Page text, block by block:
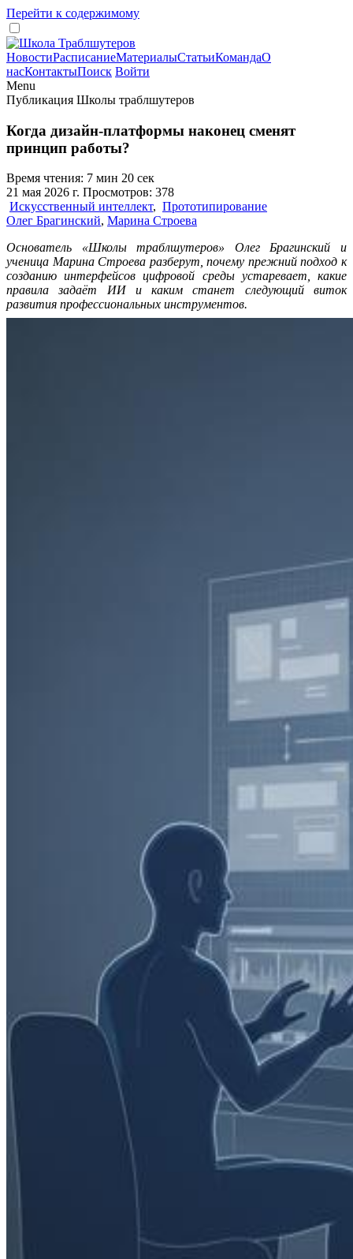
Перейти к содержимому
НовостиРасписаниеМатериалыСтатьиКомандаО
насКонтактыПоиск Войти
Menu
Публикация Школы траблшутеров
Когда дизайн-платформы наконец сменят
принцип работы?
Время чтения: 7 мин 20 сек
21 мая 2026 г. Просмотров: 378
Искусственный интеллект, Прототипирование
Олег Брагинский, Марина Строева
Основатель «Школы траблшутеров» Олег Брагинский и
ученица Марина Строева разберут, почему прежний подход к
созданию интерфейсов цифровой среды устаревает, какие
правила задаёт ИИ и каким станет следующий виток
развития профессиональных инструментов.